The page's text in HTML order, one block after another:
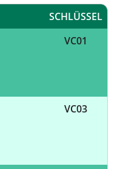
SCHLÜSSEL
VC01
VC03